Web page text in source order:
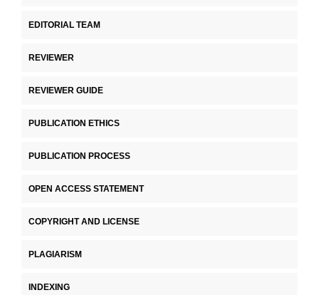
EDITORIAL TEAM
REVIEWER
REVIEWER GUIDE
PUBLICATION ETHICS
PUBLICATION PROCESS
OPEN ACCESS STATEMENT
COPYRIGHT AND LICENSE
PLAGIARISM
INDEXING